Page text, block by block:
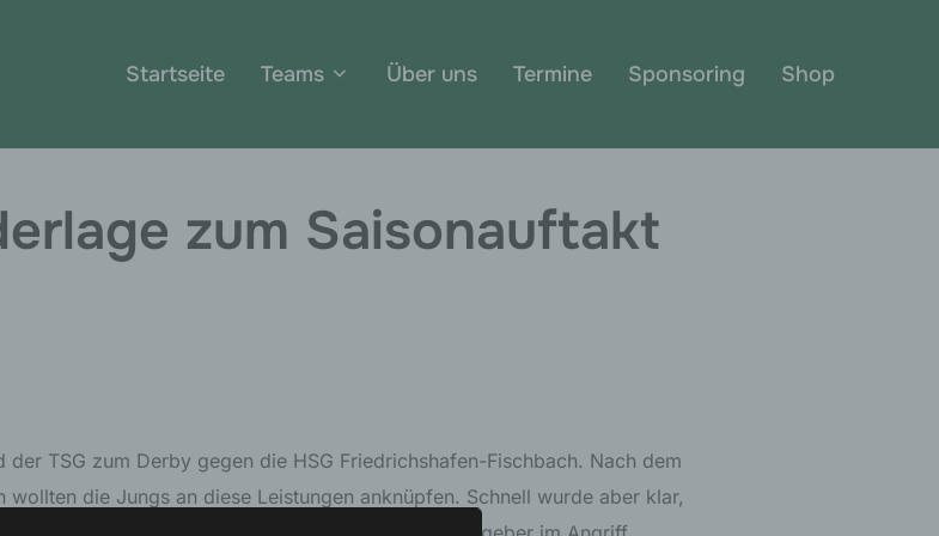
Startseite Teams Über uns Termine Sponsoring Shop
zum Saisonauftakt
TSG zum Derby gegen die HSG Friedrichshafen-Fischbach. Nach dem
die Jungs an diese Leistungen anknüpfen. Schnell wurde aber klar,